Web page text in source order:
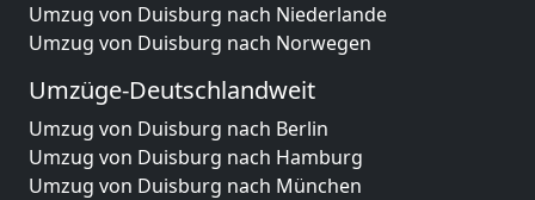
Umzug von Duisburg nach Niederlande
Umzug von Duisburg nach Norwegen
Umzüge-Deutschlandweit
Umzug von Duisburg nach Berlin
Umzug von Duisburg nach Hamburg
Umzug von Duisburg nach München